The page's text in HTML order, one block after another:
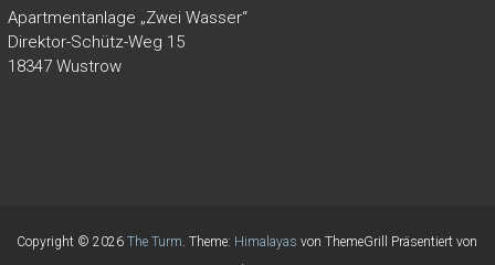
Apartmentanlage „Zwei Wasser“
Direktor-Schütz-Weg 15
18347 Wustrow
Copyright © 2026The Turm. Theme: Himalayas von ThemeGrill Präsentiert von